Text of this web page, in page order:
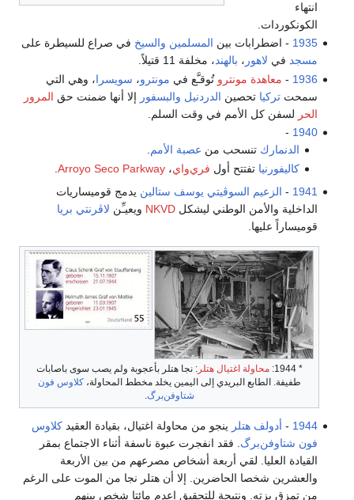
انتهاء
الكونكوردات.
1935 - اضطرابات بين المسلمين والسيخ في صراع للسيطرة على
مسجد في لاهور ، بالهند، مخلفة 11 قتيلاً.
1936
- معاهدة مونترو تُوقـَّع في مونترو، سويسرا، وهي التي
سمحتتركيا تحصين الدردنيل والبسفور إلا أنها ضمنت حق المرور
الحر لسفن كل الأمم في وقت السلم.
1940
-
الدنمارك تنسحب من عصبة الأمم.
كاليفورنيا تفتتح أول فري‌واي، Arroyo Seco Parkway
.
1941
- الزعيم السوڤيتي يوسف ستالين يدمج قوميساريات
الداخلية والأمن الوطني ليشكلNKVD ويعيـِّن لاڤرنتي بريا
قوميساراً عليها.
* 1944: محاولة اغتيال هتلر: نجا هتلر بأعجوبة ولم يصب سوى باصابات
طفيفة. الطابع البريدي إلى اليمين يخلد مخطط المحاولة،كلاوس فون
شتاوفن‌برگ
1944
- أدولف هتلر ينجو من محاولة اغتيال، بقيادة العقيدكلاوس
فون شتاوفن‌برگ . فقد انفجرت عبوة ناسفة أثناء الاجتماع بمقر
القيادة العليا. لقي أربعة أشخاص مصرعهم من بين الأربعة
والعشرين شخصا الحاضرين. إلا أن هتلر نجا من الموت على الرغم
من تمزق بزته. ونتيجة للتحقيق اعدم مائتا شخص بينهم